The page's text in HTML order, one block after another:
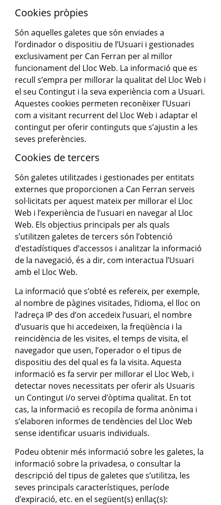
Cookies pròpies
Són aquelles galetes que són enviades a
l’ordinador o dispositiu de l’Usuari i gestionades
exclusivament per Can Ferran per al millor
funcionament del Lloc Web. La informació que es
recull s’empra per millorar la qualitat del Lloc Web i
el seu Contingut i la seva experiència com a Usuari.
Aquestes cookies permeten reconèixer l’Usuari
com a visitant recurrent del Lloc Web i adaptar el
contingut per oferir continguts que s’ajustin a les
seves preferències.
Cookies de tercers
Són galetes utilitzades i gestionades per entitats
externes que proporcionen a Can Ferran serveis
sol·licitats per aquest mateix per millorar el Lloc
Web i l’experiència de l’usuari en navegar al Lloc
Web. Els objectius principals per als quals
s’utilitzen galetes de tercers són l’obtenció
d’estadístiques d’accessos i analitzar la informació
de la navegació, és a dir, com interactua l’Usuari
amb el Lloc Web.
La informació que s’obté es refereix, per exemple,
al nombre de pàgines visitades, l’idioma, el lloc on
l’adreça IP des d’on accedeix l’usuari, el nombre
d’usuaris que hi accedeixen, la freqüència i la
reincidència de les visites, el temps de visita, el
navegador que usen, l’operador o el tipus de
dispositiu des del qual es fa la visita. Aquesta
informació es fa servir per millorar el Lloc Web, i
detectar noves necessitats per oferir als Usuaris
un Contingut i/o servei d’òptima qualitat. En tot
cas, la informació es recopila de forma anònima i
s’elaboren informes de tendències del Lloc Web
sense identificar usuaris individuals.
Podeu obtenir més informació sobre les galetes, la
informació sobre la privadesa, o consultar la
descripció del tipus de galetes que s’utilitza, les
seves principals característiques, període
d’expiració, etc. en el següent(s) enllaç(s):